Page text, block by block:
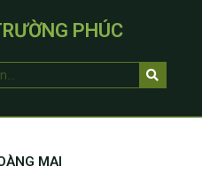
PHÚC
MAI